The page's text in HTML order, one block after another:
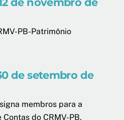
PB-Patrimônio
de setembro de
membros para a
do CRMV-PB,